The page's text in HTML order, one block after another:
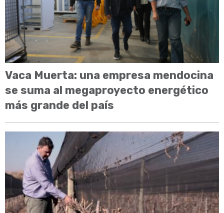
Vaca Muerta: una empresa mendocina
se suma al megaproyecto energético
más grande del país